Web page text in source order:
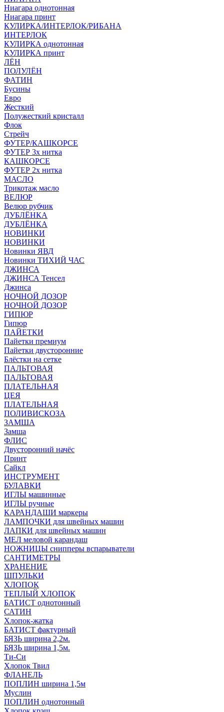
Ниагара однотонная
Ниагара принт
КУЛИРКА/ИНТЕРЛОК/РИБАНА
ИНТЕРЛОК
КУЛИРКА однотонная
КУЛИРКА принт
ЛЁН
ПОЛУЛЁН
ФАТИН
Бусины
Евро
Жесткий
Полужесткий кристалл
Флок
Стрейч
ФУТЕР/КАШКОРСЕ
ФУТЕР 3х нитка
КАШКОРСЕ
ФУТЕР 2х нитка
МАСЛО
Трикотаж масло
ВЕЛЮР
Велюр рубчик
ДУБЛЁНКА
ДУБЛЁНКА
НОВИНКИ
НОВИНКИ
Новинки ЯВД
Новинки ТИХИЙ ЧАС
ДЖИНСА
ДЖИНСА Тенсел
Джинса
НОЧНОЙ ДОЗОР
НОЧНОЙ ДОЗОР
ГИПЮР
Гипюр
ПАЙЕТКИ
Пайетки премиум
Пайетки двусторонние
Блёстки на сетке
ПАЛЬТОВАЯ
ПАЛЬТОВАЯ
ПЛАТЕЛЬНАЯ
ЦЕЯ
ПЛАТЕЛЬНАЯ
ПОЛИВИСКОЗА
ЗАМША
Замша
ФЛИС
Двусторонний начёс
Принт
Сайкл
ИНСТРУМЕНТ
БУЛАВКИ
ИГЛЫ машинные
ИГЛЫ ручные
КАРАНДАШИ маркеры
ЛАМПОЧКИ для швейных машин
ЛАПКИ для швейных машин
МЕЛ меловой карандаш
НОЖНИЦЫ снипперы вспарыватели
САНТИМЕТРЫ
ХРАНЕНИЕ
ШПУЛЬКИ
ХЛОПОК
ТЕПЛЫЙ ХЛОПОК
БАТИСТ однотонный
САТИН
Хлопок-жатка
БАТИСТ фактурный
БЯЗЬ ширина 2,2м.
БЯЗЬ ширина 1,5м.
Ти-Си
Хлопок Твил
ФЛАНЕЛЬ
ПОПЛИН ширина 1,5м
Муслин
ПОПЛИН однотонный